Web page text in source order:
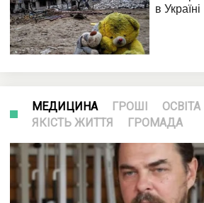
МЕДИЦИНА ГРОШІ ОСВІТА
ЯКІСТЬ ЖИТТЯ
ГРОМАДА